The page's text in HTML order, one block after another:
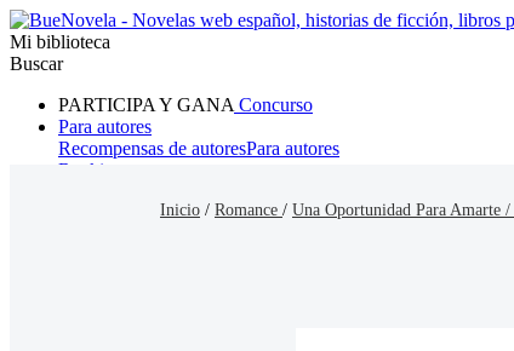
Mi biblioteca
Buscar
PARTICIPA Y GANA Concurso
Para autores
Recompensas de autoresPara autores
Ranking
Inicio / Romance / Una Oportunidad Para Amarte /